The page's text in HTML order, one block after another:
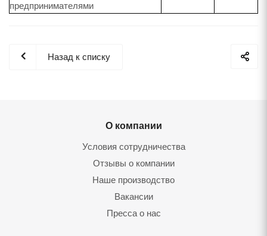
предпринимателями
Назад к списку
О компании
Условия сотрудничества
Отзывы о компании
Наше производство
Вакансии
Пресса о нас